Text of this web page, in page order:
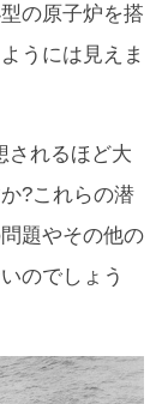
の原子炉を搭
うには見えま
されるほど大
?これらの潜
題やその他の
のでしょう